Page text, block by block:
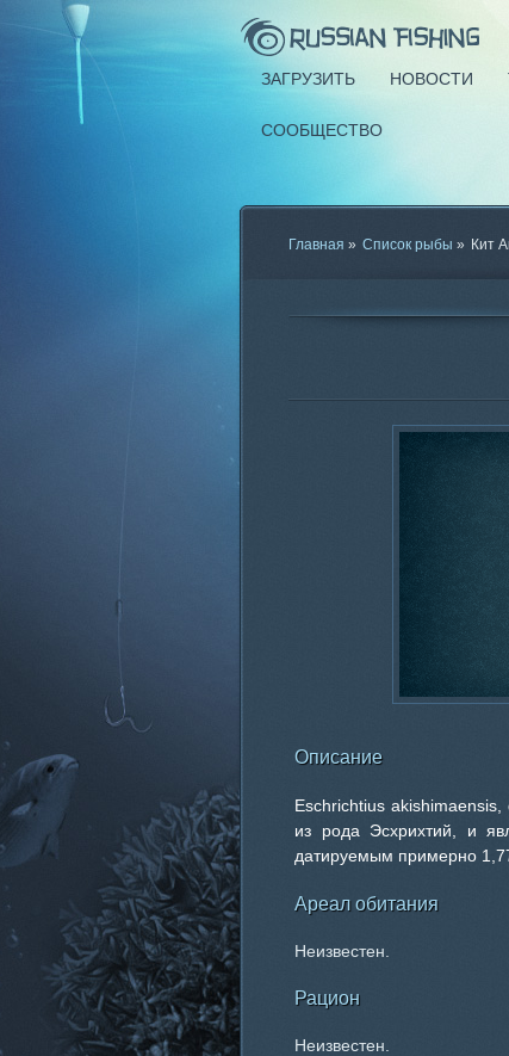
ЗАГРУЗИТЬ НОВОСТИ
СООБЩЕСТВО
Главная » Список рыбы » Кит
Описание
Eschrichtius akishimaensis,
из рода Эсхрихтий, и
датируемым примерно
Ареал обитания
Неизвестен.
Рацион
Неизвестен.